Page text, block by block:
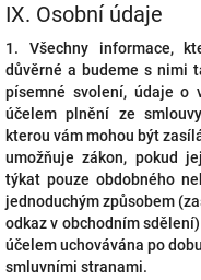
IX. Osobní údaje
1. Všechny informace,
důvěrné a budeme s nimi
písemné svolení, údaje o
účelem plnění ze
kterou vám mohou být
umožňuje zákon, pokud
týkat pouze obdobného
jednoduchým způsobem
odkaz v obchodním
účelem uchovávána po
smluvními stranami.